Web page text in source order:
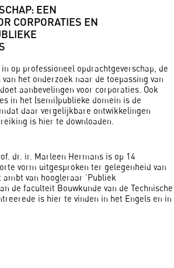
EEN
CORPORATIES EN
op professioneel opdrachtgeverschap, de
het onderzoek naar de toepassing van
aanbevelingen voor corporaties. Ook
in het (semi)publieke domein is de
daar vergelijkbare ontwikkelingen
is hier te downloaden.
dr. ir. Marleen Hermans is op 14
vorm uitgesproken ter gelegenheid van
ambt van hoogleraar ‘Publiek
de faculteit Bouwkunde van de Technische
is hier te vinden in het Engels en in